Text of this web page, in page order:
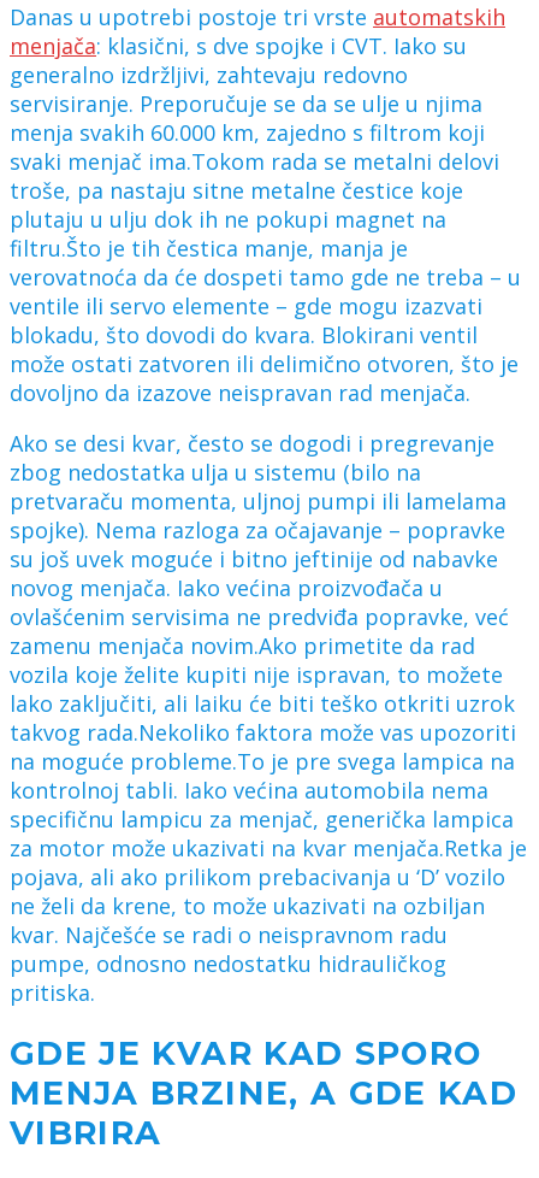
Danas u upotrebi postoje tri vrste automatskih
menjača: klasični, s dve spojke i CVT. Iako su
generalno izdržljivi, zahtevaju redovno
servisiranje. Preporučuje se da se ulje u njima
menja svakih 60.000 km, zajedno s filtrom koji
svaki menjač ima.Tokom rada se metalni delovi
troše, pa nastaju sitne metalne čestice koje
plutaju u ulju dok ih ne pokupi magnet na
filtru.Što je tih čestica manje, manja je
verovatnoća da će dospeti tamo gde ne treba – u
ventile ili servo elemente – gde mogu izazvati
blokadu, što dovodi do kvara. Blokirani ventil
može ostati zatvoren ili delimično otvoren, što je
dovoljno da izazove neispravan rad menjača.
Ako se desi kvar, često se dogodi i pregrevanje
zbog nedostatka ulja u sistemu (bilo na
pretvaraču momenta, uljnoj pumpi ili lamelama
spojke). Nema razloga za očajavanje – popravke
su još uvek moguće i bitno jeftinije od nabavke
novog menjača. Iako većina proizvođača u
ovlašćenim servisima ne predviđa popravke, već
zamenu menjača novim.Ako primetite da rad
vozila koje želite kupiti nije ispravan, to možete
lako zaključiti, ali laiku će biti teško otkriti uzrok
takvog rada.Nekoliko faktora može vas upozoriti
na moguće probleme.To je pre svega lampica na
kontrolnoj tabli. Iako većina automobila nema
specifičnu lampicu za menjač, generička lampica
za motor može ukazivati na kvar menjača.Retka je
pojava, ali ako prilikom prebacivanja u ‘D’ vozilo
ne želi da krene, to može ukazivati na ozbiljan
kvar. Najčešće se radi o neispravnom radu
pumpe, odnosno nedostatku hidrauličkog
pritiska.
GDE JE KVAR KAD SPORO
MENJA BRZINE, A GDE KAD
VIBRIRA